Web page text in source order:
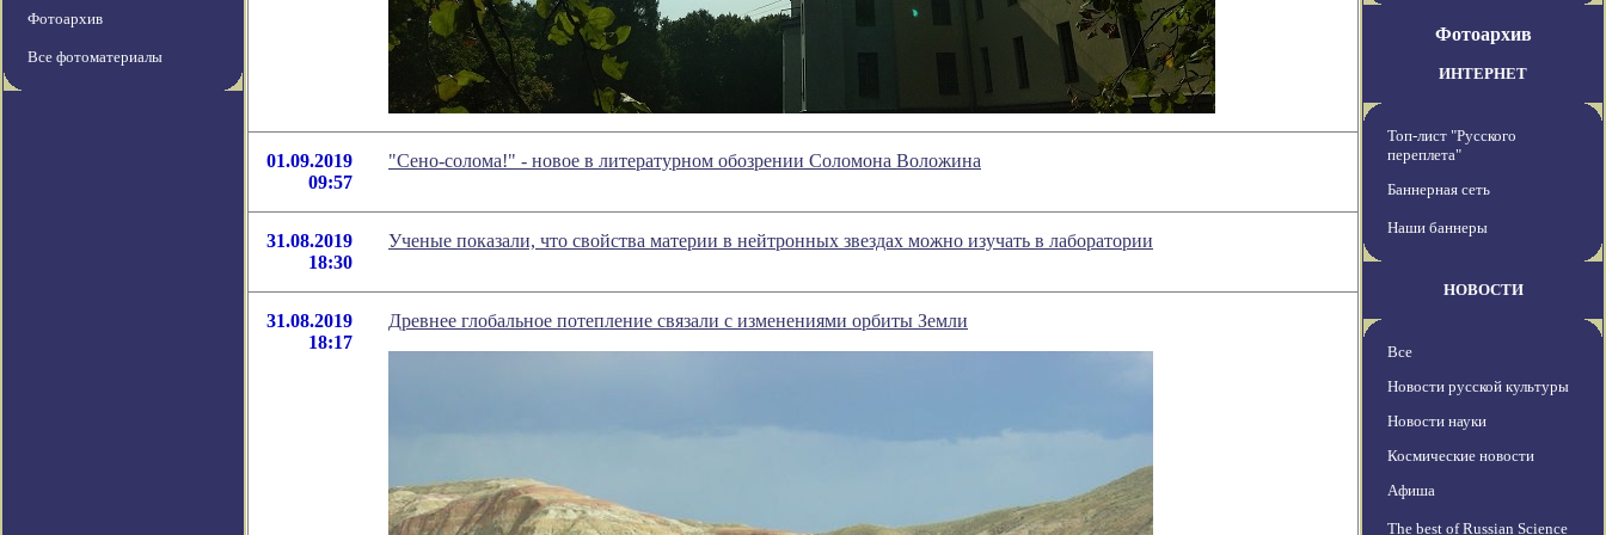
Фотоархив
Все фотоматериалы
01.09.2019
09:57
"Сено-солома!" - новое в литературном обозрении Соломона Воложина
31.08.2019
18:30
Ученые показали, что свойства материи в нейтронных звездах можно изучать в лаборатории
31.08.2019
18:17
Древнее глобальное потепление связали с изменениями орбиты Земли
Фотоархив
ИНТЕРНЕТ
Топ-лист "Русского
переплета"
Баннерная сеть
Наши баннеры
НОВОСТИ
Все
Новости русской культуры
Новости науки
Космические новости
Афиша
The best of Russian Science